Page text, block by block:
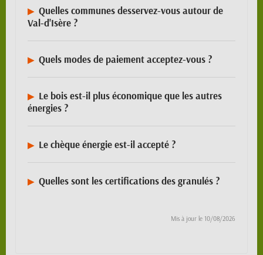
Quelles communes desservez-vous autour de
Val-d'Isère ?
Quels modes de paiement acceptez-vous ?
Le bois est-il plus économique que les autres
énergies ?
Le chèque énergie est-il accepté ?
Quelles sont les certifications des granulés ?
Mis à jour le 10/08/2026